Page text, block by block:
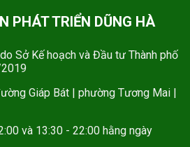
PHÁT TRIỂN DŨNG HÀ
Sở Kế hoạch và Đầu tư Thành phố
Giáp Bát | phường Tương Mai |
và 13:30 - 22:00 hằng ngày